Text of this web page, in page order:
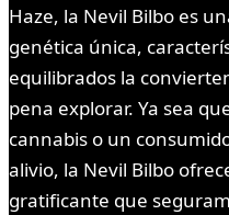
Haze, la Nevil Bilbo es
genética única,
equilibrados la
pena explorar. Ya sea
cannabis o un
alivio, la Nevil Bilbo
gratificante que